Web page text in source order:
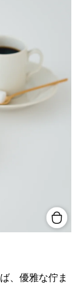
、優雅な佇ま